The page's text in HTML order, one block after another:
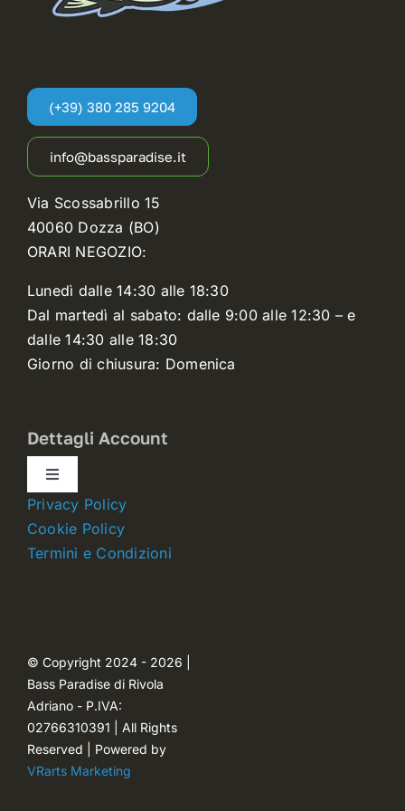
(+39) 380 285 9204
info@bassparadise.it
Via Scossabrillo 15
40060 Dozza (BO)
ORARI NEGOZIO:
Lunedì dalle 14:30 alle 18:30
Dal martedì al sabato: dalle 9:00 alle 12:30 – e
dalle 14:30 alle 18:30
Giorno di chiusura: Domenica
Dettagli Account
Toggle
Navigation
Dettagli account
Password dimenticata
Privacy Policy
Cookie Policy
Termini e Condizioni
© Copyright 2024 - 2026 |
Bass Paradise di Rivola
Adriano - P.IVA:
02766310391 | All Rights
Reserved | Powered by
VRarts Marketing